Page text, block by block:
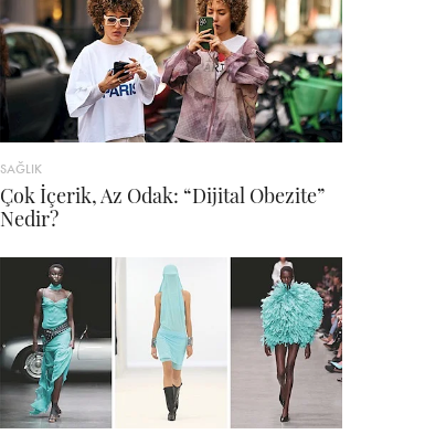
SAĞLIK
Çok İçerik, Az Odak: “Dijital Obezite”
Nedir?